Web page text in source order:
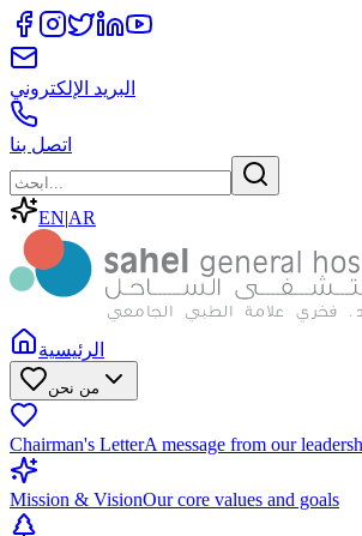
البريد الإلكتروني
اتصل بنا
EN|AR
الرئيسية
من نحن
Chairman's LetterA message from our
Mission & VisionOur core values and goals